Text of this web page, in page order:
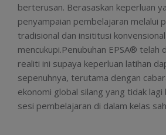
berterusan. Berasaskan keperluan
penyampaian pembelajaran melalui
tradisional dan insititusi
mencukupi.Penubuhan EPSA® telah
realiti ini supaya keperluan latihan
sepenuhnya, terutama dengan
ekonomi global silang yang tidak
sesi pembelajaran di dalam kelas